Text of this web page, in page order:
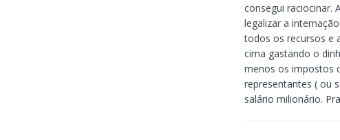
consegui raciocinar.
legalizar a
todos os recursos e
cima gastando o
menos os impostos
representantes ( ou
salário milionário.